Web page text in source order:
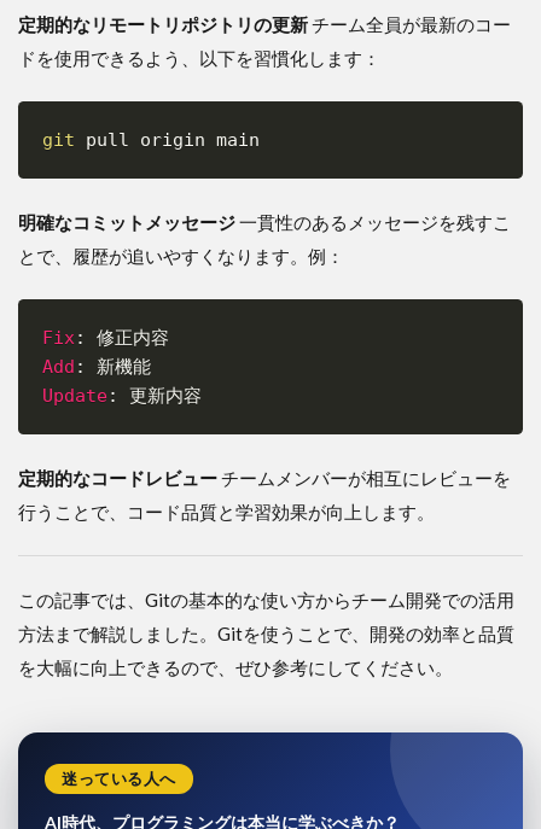
定期的なリモートリポジトリの更新チーム全員が最新のコー
ドを使用できるよう、以下を習慣化します：
git
明確なコミットメッセージ一貫性のあるメッセージを残すこ
とで、履歴が追いやすくなります。例：
Fix:
Add :
Update:
定期的なコードレビューチームメンバーが相互にレビューを
行うことで、コード品質と学習効果が向上します。
この記事では、Gitの基本的な使い方からチーム開発での活用
方法まで解説しました。Gitを使うことで、開発の効率と品質
を大幅に向上できるので、ぜひ参考にしてください。
迷っている人へ
AI時代、プログラミングは本当に学ぶべきか？